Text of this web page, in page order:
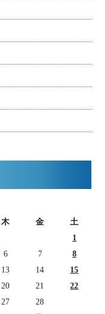
木 金 土
1
6 7
8
13 14
15
20 21
22
27 28